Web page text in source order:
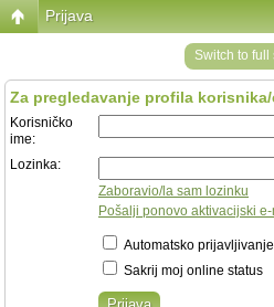
Prijava
Switch to full
Za pregledavanje profila
Korisničko
ime:
Lozinka:
Zaboravio/la sam lozinku
Pošalji ponovo aktivacijski e-
Automatsko prijavljivanje
Sakrij moj online status